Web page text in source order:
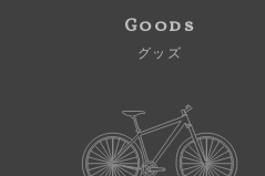
Goods
グッズ